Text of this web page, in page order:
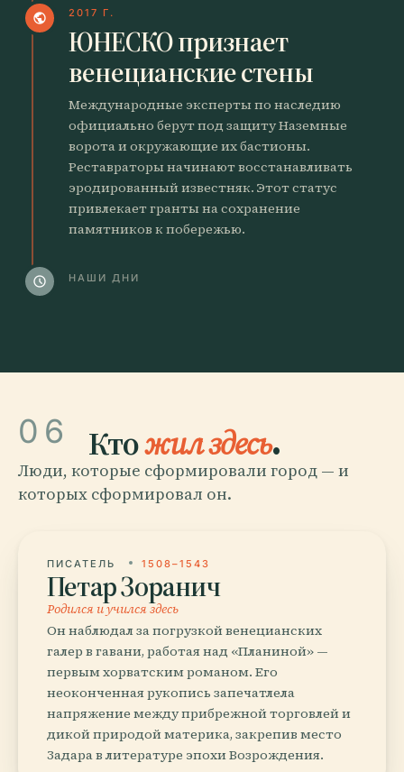
public 2017 Г.
ЮНЕСКО признает
венецианские стены
Международные эксперты по наследию
официально берут под защиту Наземные
ворота и окружающие их бастионы.
Реставраторы начинают восстанавливать
эродированный известняк. Этот статус
привлекает гранты на сохранение
памятников к побережью.
schedule НАШИ ДНИ
06 Ктожил здесь.
Люди, которые сформировали город — и
которых сформировал он.
ПИСАТЕЛЬ 1508–1543
Петар Зоранич
Родился и учился здесь
Он наблюдал за погрузкой венецианских
галер в гавани, работая над «Планиной» —
первым хорватским романом. Его
неоконченная рукопись запечатлела
напряжение между прибрежной торговлей и
дикой природой материка, закрепив место
Задара в литературе эпохи Возрождения.